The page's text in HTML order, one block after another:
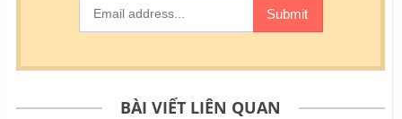
BÀI VIẾT LIÊN QUAN